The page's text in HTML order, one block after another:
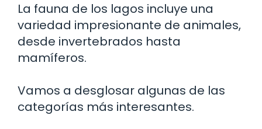
La fauna de los lagos incluye una
variedad impresionante de animales,
desde invertebrados hasta
mamíferos.
Vamos a desglosar algunas de las
categorías más interesantes.